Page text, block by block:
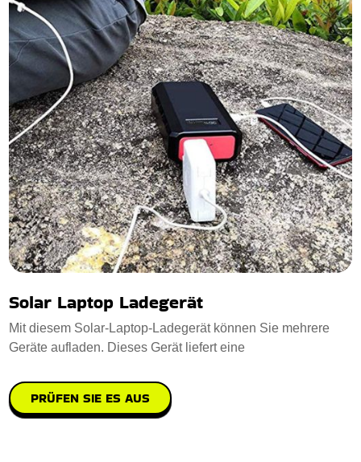
Solar Laptop Ladegerät
Mit diesem Solar-Laptop-Ladegerät können Sie mehrere
Geräte aufladen. Dieses Gerät liefert eine
PRÜFEN SIE ES AUS